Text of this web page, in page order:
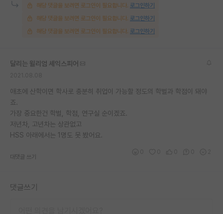
해당 댓글을 보려면 로그인이 필요합니다. 로그인하기
해당 댓글을 보려면 로그인이 필요합니다. 로그인하기
해당 댓글을 보려면 로그인이 필요합니다. 로그인하기
달리는 윌리엄 셰익스피어
애초에 산학이면 학사로 충분히 취업이 가능할 정도의 학벌과 학점이 돼야
죠.
가장 중요한건 학벌, 학점, 연구실 순이겠죠.
저년차, 고년차는 상관없고
HSS 아래에서는 1명도 못 봤어요.
대댓글 쓰기
댓글쓰기